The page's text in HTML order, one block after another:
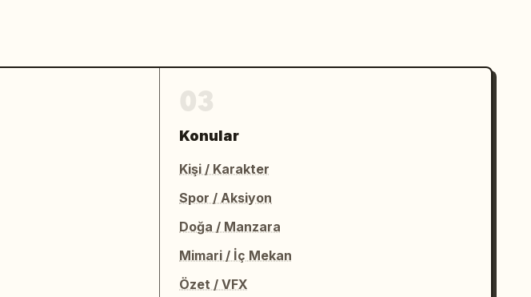
Konular
Kişi / Karakter
Spor / Aksiyon
Doğa / Manzara
Mimari / İç Mekan
Özet / VFX